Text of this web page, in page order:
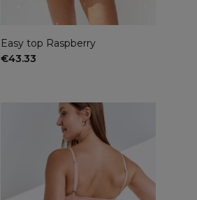
Easy top Raspberry
€43.33